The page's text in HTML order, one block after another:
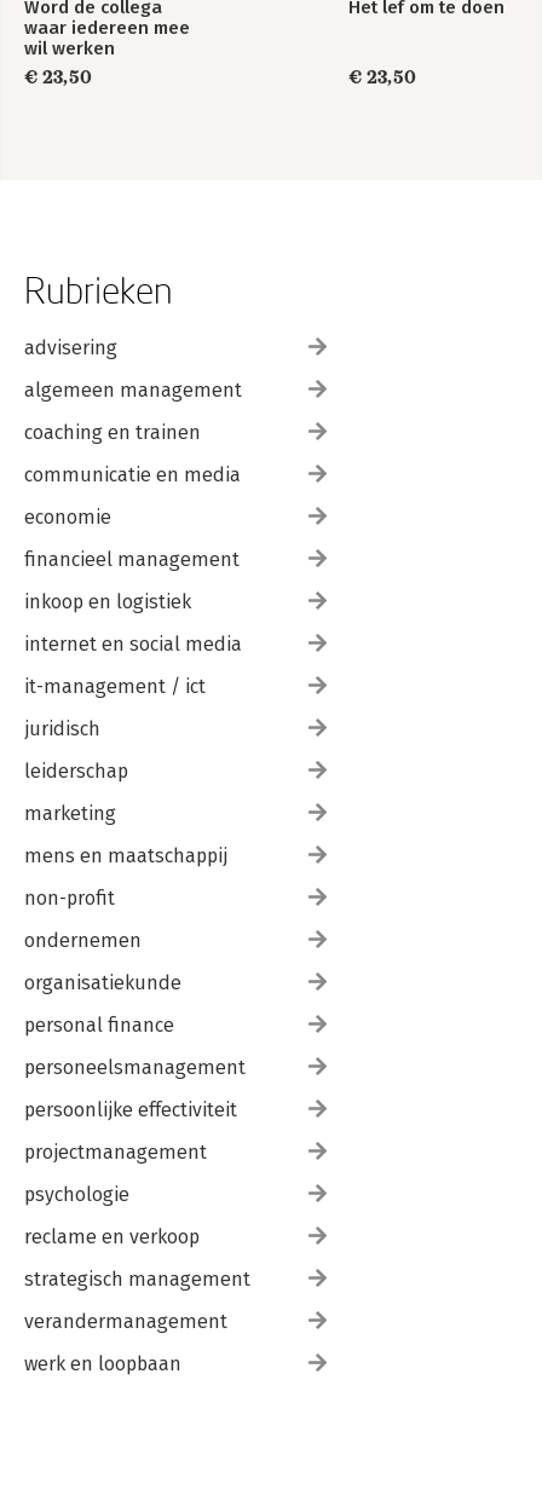
Word de collega
waar iedereen mee
wil werken
€ 23,50
Het lef om te doen
€ 23,50
Rubrieken
advisering
algemeen management
coaching en trainen
communicatie en media
economie
financieel management
inkoop en logistiek
internet en social media
it-management / ict
juridisch
leiderschap
marketing
mens en maatschappij
non-profit
ondernemen
organisatiekunde
personal finance
personeelsmanagement
persoonlijke effectiviteit
projectmanagement
psychologie
reclame en verkoop
strategisch management
verandermanagement
werk en loopbaan